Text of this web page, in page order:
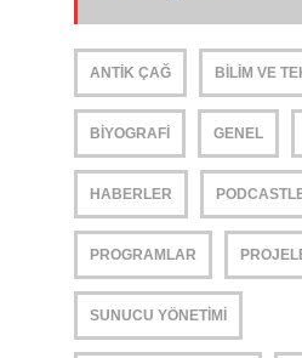
ANTIK ÇAĞ BILIM VE
BIYOGRAFI GENEL
HABERLER
PROGRAMLAR
SUNUCU YÖNETIMI